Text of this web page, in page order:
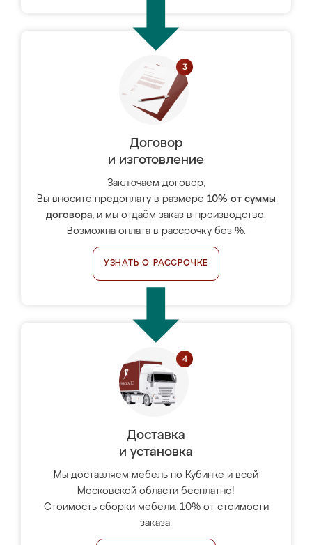
Договор
и изготовление
Заключаем договор,
Вы вносите предоплату в размере 10% от суммы
договора, и мы отдаём заказ в производство.
Возможна оплата в рассрочку без %.
УЗНАТЬ О РАССРОЧКЕ
Доставка
и установка
Мы доставляем мебель по Кубинке и всей
Московской области бесплатно!
Стоимость сборки мебели: 10% от стоимости
заказа.